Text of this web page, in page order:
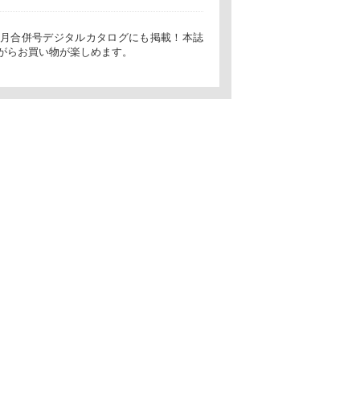
合併号デジタルカタログにも掲載！本誌
らお買い物が楽しめます。